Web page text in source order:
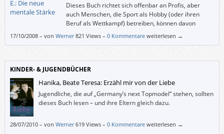
Dieses Buch richtet sich offenbar an Profis, aber
auch Menschen, die Sport als Hobby (oder ihren
Beruf als Wettkampf) betreiben, können davon
profitieren.
17/10/2008– von Werner 821 Views – 0 Kommentare weiterlesen →
KINDER- & JUGENDBÜCHER
Hanika, Beate Teresa: Erzähl mir von der Liebe
Jugendliche, die auf „Germany’s next Topmodel“ stehen, sollten
dieses Buch lesen – und ihre Eltern gleich dazu.
28/07/2010– von Werner 619 Views – 0 Kommentare weiterlesen →